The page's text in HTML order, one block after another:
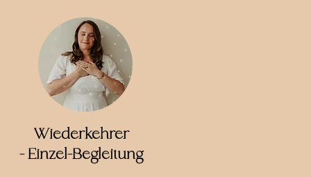
Wiederkehrer
- Einzel-Begleitung